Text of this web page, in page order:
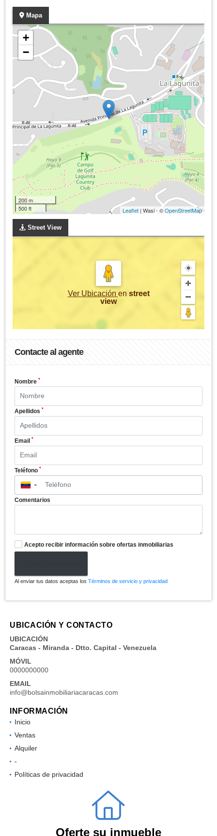
Mapa
+
−
200 m
500 ft
Leaflet | Wasi - ©OpenStreetMap
Street View
Ver Ubicación en street
view
Contacte al agente
Nombre *
Apellidos *
Email *
Teléfono *
▼
Comentarios
Acepto recibir información sobre ofertas inmobiliarias
Al enviar tus datos aceptas los Términos de servicio y privacidad
UBICACIÓN Y CONTACTO
UBICACIÓN
Caracas - Miranda - Dtto. Capital - Venezuela
MÓVIL
0000000000
EMAIL
info@bolsainmobiliariacaracas.com
INFORMACIÓN
Inicio
Ventas
Alquiler
-
Políticas de privacidad
Oferte su inmueble